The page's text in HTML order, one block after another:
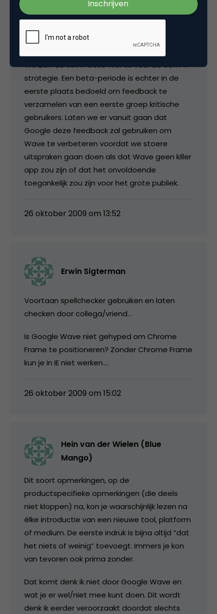
comments bij een artikel ook gemakkelijk een
server-side API zou kunnen worden gebruikt
zodat deze als kant-en-klare HTML
geserveerd kunnen worden.
We zien de term ‘beta’ hier te veel als een PR-
strategie. Een beta-periode is echter in de
eerste plaats bedoeld om feedback te
verzamelen van een eerste groep kritische
gebruikers. Laten we er vanuit gaan dat
Google deze feedback zal gebruiken om
Wave te verbeteren voordat we stoere
uitspraken gaan doen als dat Wave geen killer
app zou zijn of dat het onvoldoende
toegankelijk zou zijn voor het grote publiek.
26 oktober 2009 om 13:52
Erwin Sigterman
Voortaan spellchecker gebruiken en laten
checken door collega/vriend…
Is Google Wave niet gehyped om Chrome
Frame te positioneren? Zonder Chrome Frame
kun je in IE niet werken….
26 oktober 2009 om 15:02
Hein van der Wielen (Blue
Mango)
Dit soort opmerkingen, op de
productspecifieke opmerkingen (die deels
niet kloppen) na, kon je waarschijnlijk lezen na
élke introductie van een nieuwe tool, platform
of medium. De eerste indruk is bijna altijd “dat
het niets of weinig” toevoegt. Immers je kon
van tevoren ook prima zonder.
Dat komt denk ik niet door Google Wave en
wat je er wel/niet mee kunt doen. Dit wordt
denk ik eerder veroorzaakt doordat slechts